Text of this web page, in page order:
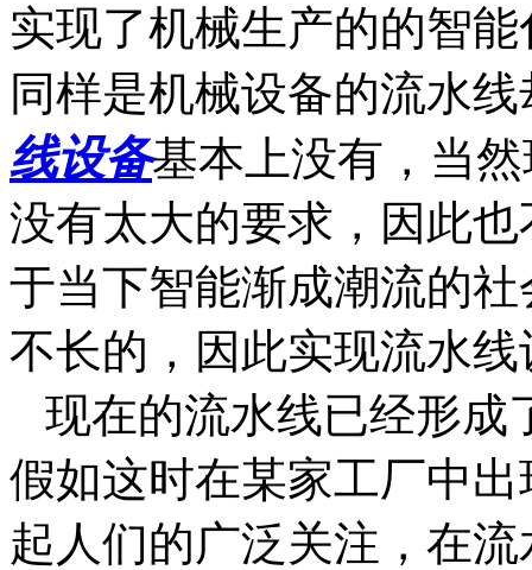
实现了机械生产的的智
同样是机械设备的流水
线设备基本上没有，当
没有太大的要求，因此
于当下智能渐成潮流的
不长的，因此实现流水
现在的流水线已经形成
假如这时在某家工厂中
起人们的广泛关注，在